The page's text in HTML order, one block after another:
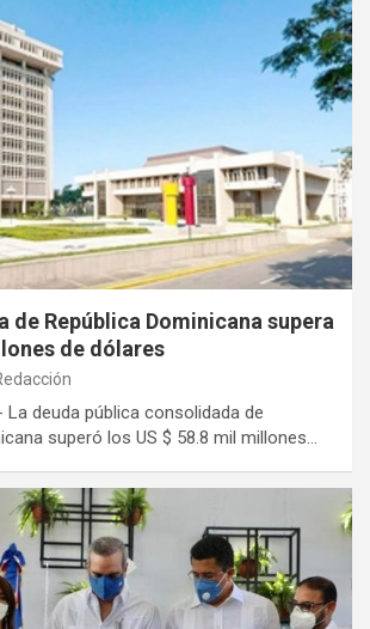
de República Dominicana supera
de dólares
La deuda pública consolidada de
superó los US $ 58.8 mil millones…